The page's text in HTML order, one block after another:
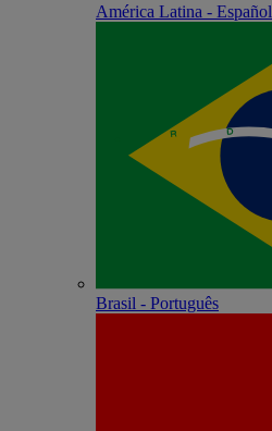
América Latina - Español
Brasil - Português